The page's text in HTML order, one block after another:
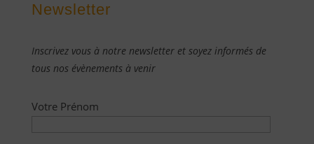
Newsletter
Inscrivez vous à notre newsletter et soyez informés de
tous nos évènements à venir
Votre Prénom